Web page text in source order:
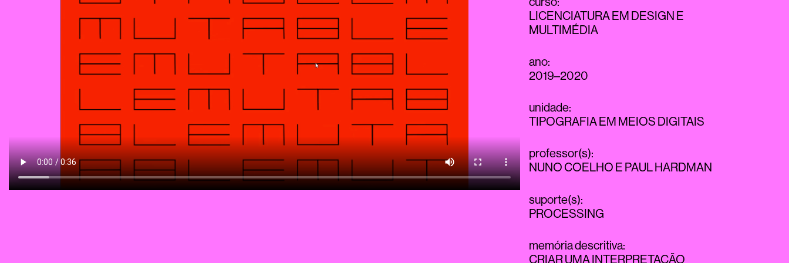
LICENCIATURA EM DESIGN E
MULTIMÉDIA
ano:
2019–2020
unidade:
TIPOGRAFIA EM MEIOS DIGITAIS
professor(s):
NUNO COELHO E PAUL HARDMAN
suporte(s):
PROCESSING
memória descritiva:
CRIAR UMA INTERPRETAÇÃO